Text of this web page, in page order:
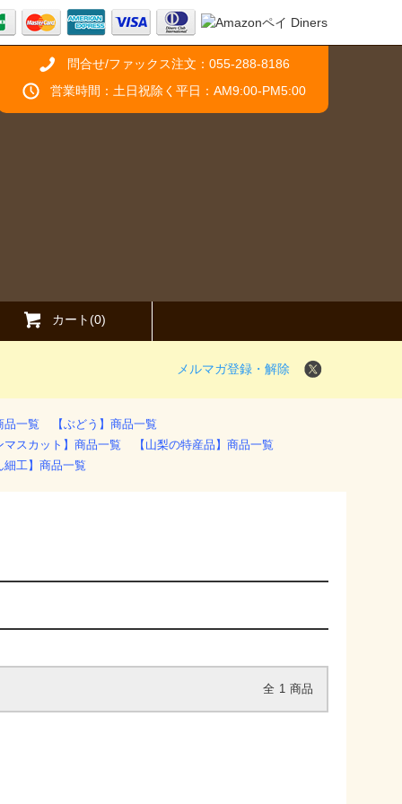
問合せ/ファックス注文：055-288-8186
営業時間：土日祝除く平日：AM9:00-PM5:00
カート(0)
メルマガ登録・解除
品一覧
【ぶどう】商品一覧
マスカット】商品一覧
【山梨の特産品】商品一覧
細工】商品一覧
全 1 商品